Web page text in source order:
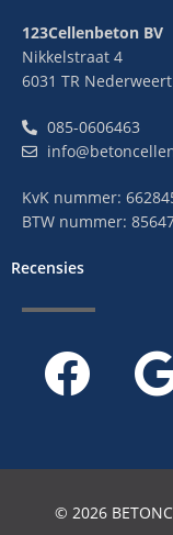
123Cellenbeton BV
Nikkelstraat 4
6031 TR Nederweert
085-0606463
KvK nummer:
BTW nummer:
Recensies
© 2026